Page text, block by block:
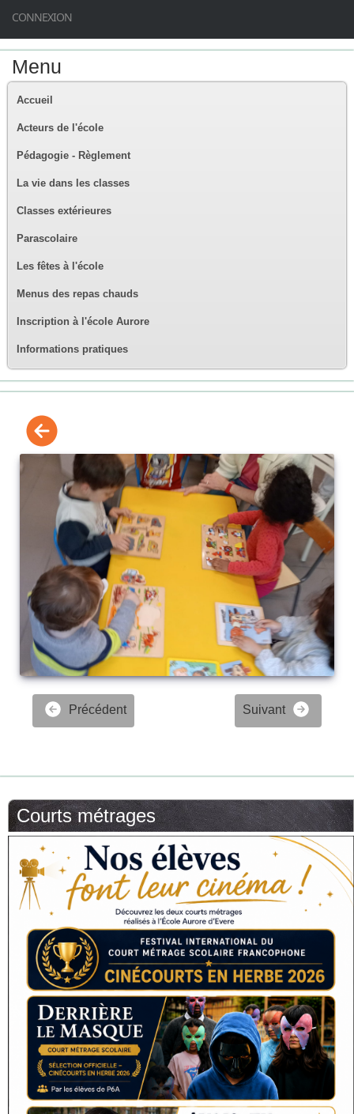
CONNEXION
Menu
Accueil
Acteurs de l'école
Pédagogie - Règlement
La vie dans les classes
Classes extérieures
Parascolaire
Les fêtes à l'école
Menus des repas chauds
Inscription à l'école Aurore
Informations pratiques
Précédent Suivant
Courts métrages